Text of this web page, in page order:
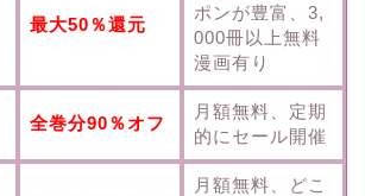
最大50％還元
ポンが豊富、3,
000冊以上無料
漫画有り
全巻分90％オフ
月額無料、定期
的にセール開催
月額無料、どこ